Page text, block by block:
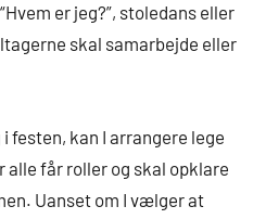
er jeg?”, stoledans eller
skal samarbejde eller
festen, kan I arrangere lege
alle får roller og skal opklare
Uanset om I vælger at